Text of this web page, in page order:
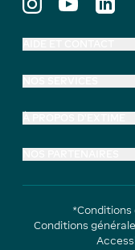
Conditions